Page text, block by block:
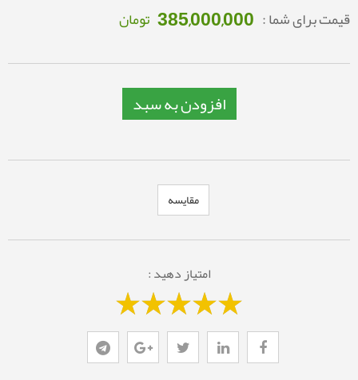
قیمت برای شما : 385,000,000 تومان
افزودن به سبد
مقایسه
امتیاز دهید :